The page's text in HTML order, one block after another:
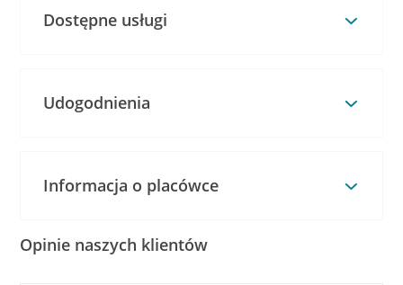
Dostępne usługi
Udogodnienia
Informacja o placówce
Opinie naszych klientów